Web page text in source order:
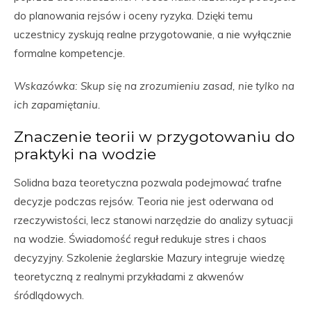
do planowania rejsów i oceny ryzyka. Dzięki temu
uczestnicy zyskują realne przygotowanie, a nie wyłącznie
formalne kompetencje.
Wskazówka: Skup się na zrozumieniu zasad, nie tylko na
ich zapamiętaniu.
Znaczenie teorii w przygotowaniu do
praktyki na wodzie
Solidna baza teoretyczna pozwala podejmować trafne
decyzje podczas rejsów. Teoria nie jest oderwana od
rzeczywistości, lecz stanowi narzędzie do analizy sytuacji
na wodzie. Świadomość reguł redukuje stres i chaos
decyzyjny. Szkolenie żeglarskie Mazury integruje wiedzę
teoretyczną z realnymi przykładami z akwenów
śródlądowych.